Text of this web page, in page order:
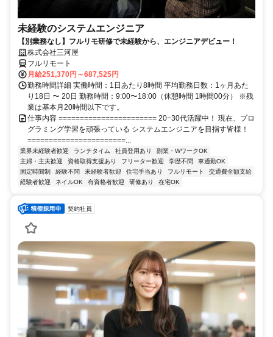
未経験のシステムエンジニア
【別業務なし】フルリモ研修で未経験から、エンジニアデビュー！
株式会社三河屋
フルリモート
月給251,370円～687,525円
勤務時間詳細 実働時間：1日あたり8時間 平均勤務日数：1ヶ月あた
り18日 〜 20日 勤務時間：9:00〜18:00（休憩時間 1時間00分） ※残
業は基本月20時間以下です。
仕事内容 ======================= 20−30代活躍中！ 現在、プロ
グラミング学習を頑張っている システムエンジニアを目指す皆様！
=======================...
業界未経験者歓迎 ランチタイム 社員登用あり
副業・WワークOK
主婦・主夫歓迎
資格取得支援あり フリーター歓迎 学歴不問
車通勤OK
固定時間制
経験不問 未経験者歓迎 住宅手当あり フルリモート
交通費全額支給
経験者歓迎
ネイルOK 有資格者歓迎 研修あり 在宅OK
契約社員